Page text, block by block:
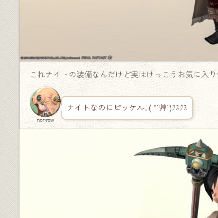
これナイトの装備なんだけど実はけっこうお気に入り
norirow
ナイトなのにピッケル…( *´艸`)ｸｽｸｽ